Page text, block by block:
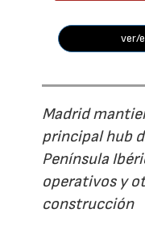
ver/
Madrid
principal hub
Península
operativos y
construcción